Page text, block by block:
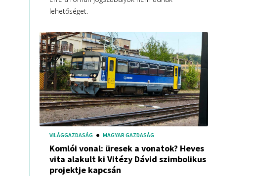
lehetőséget.
VILÁGGAZDASÁG MAGYAR GAZDASÁG
Komlói vonal: üresek a vonatok? Heves
vita alakult ki Vitézy Dávid szimbolikus
projektje kapcsán